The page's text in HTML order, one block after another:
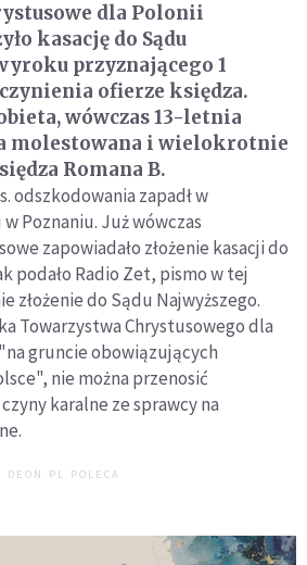
dla Polonii
kasację do Sądu
przyznającego 1
ofierze księdza.
wówczas 13-letnia
molestowana i wielokrotnie
Romana B.
odszkodowania zapadł w
Poznaniu. Już wówczas
zapowiadało złożenie kasacji do
podało Radio Zet, pismo w tej
złożenie do Sądu Najwyższego.
Towarzystwa Chrystusowego dla
gruncie obowiązujących
nie można przenosić
karalne ze sprawcy na
DEON.PL POLECA